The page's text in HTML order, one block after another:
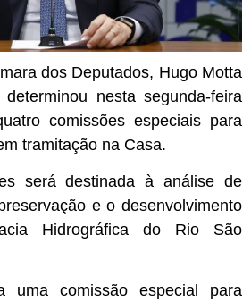
dos Deputados, Hugo Motta
determinou nesta segunda-feira
comissões especiais para
tramitação na Casa.
será destinada à análise de
e o desenvolvimento
Hidrográfica do Rio São
uma comissão especial para